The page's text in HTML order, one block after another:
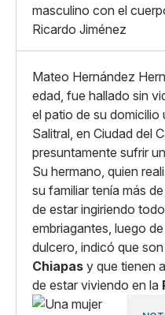
masculino con el
Ricardo Jiménez
Mateo Hernández
edad, fue hallado sin
el patio de su domicilio
Salitral, en Ciudad del
presuntamente sufrir
Su hermano, quien
su familiar tenía más
de estar ingiriendo
embriagantes, luego
dulcero, indicó que
Chiapas y que tienen
de estar viviendo en la